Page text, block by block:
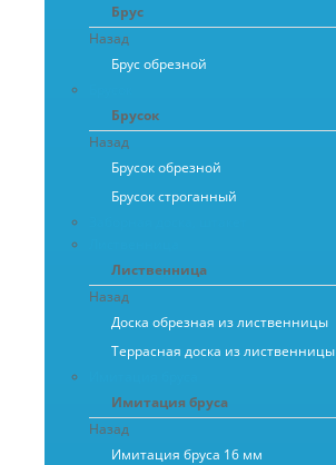
Брус
Назад
Брус обрезной
Брусок
Назад
Брусок обрезной
Брусок строганный
Лиственница
Назад
Доска обрезная из лиственницы
Террасная доска из лиственницы
Имитация бруса
Назад
Имитация бруса 16 мм